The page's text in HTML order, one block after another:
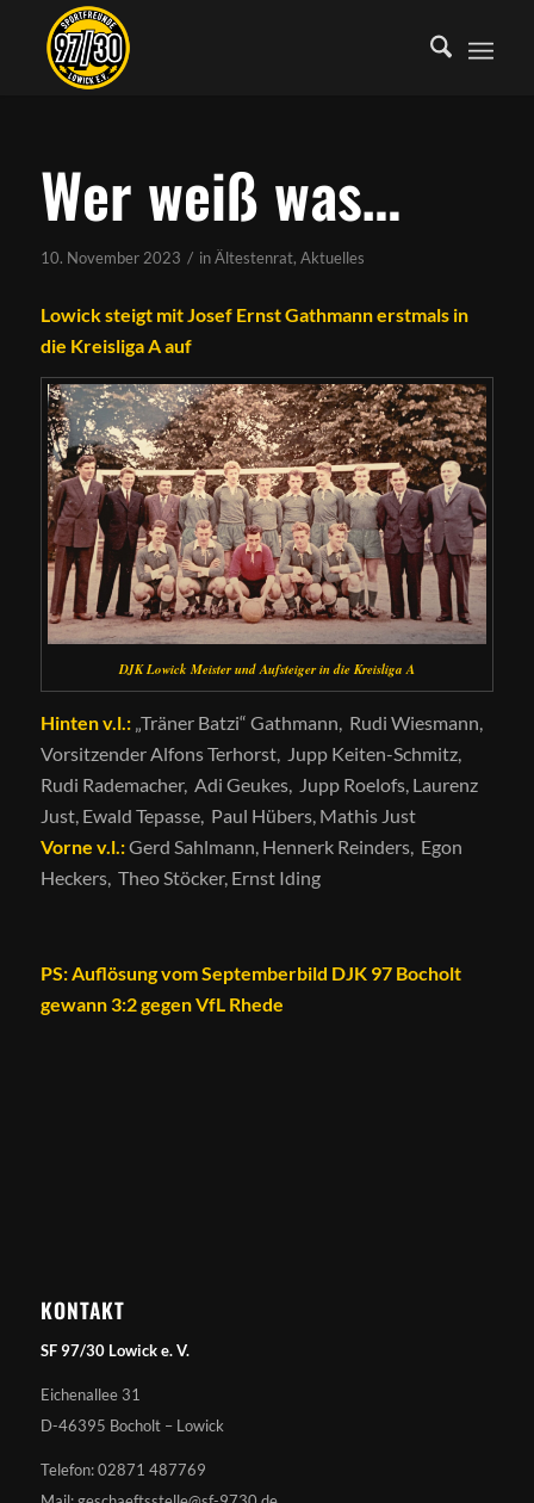
Wer weiß was…
10. November 2023 / inÄltestenrat, Aktuelles
Lowick steigt mit Josef Ernst Gathmann erstmals in
die Kreisliga A auf
DJK Lowick Meister und Aufsteiger in die Kreisliga A
Hinten v.l.:„Träner Batzi“ Gathmann, Rudi Wiesmann,
Vorsitzender Alfons Terhorst, Jupp Keiten-Schmitz,
Rudi Rademacher, Adi Geukes, Jupp Roelofs, Laurenz
Just, Ewald Tepasse, Paul Hübers, Mathis Just
Vorne v.l.:Gerd Sahlmann, Hennerk Reinders, Egon
Heckers, Theo Stöcker, Ernst Iding
PS: Auflösung vom Septemberbild DJK 97 Bocholt
gewann 3:2 gegen VfL Rhede
KONTAKT
SF 97/30 Lowick e. V.
Eichenallee 31
D-46395 Bocholt – Lowick
Telefon: 02871 487769